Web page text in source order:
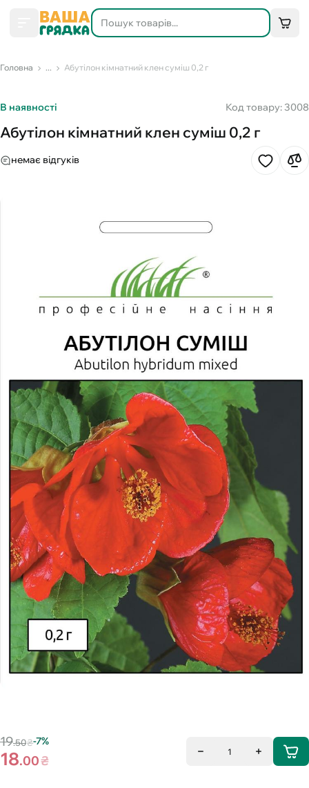
Головна ... Абутілон кімнатний клен суміш 0,2 г
В наявності Код товару: 3008
Абутілон кімнатний клен суміш 0,2 г
немає відгуків
19.50₴-7%
18.00₴
1